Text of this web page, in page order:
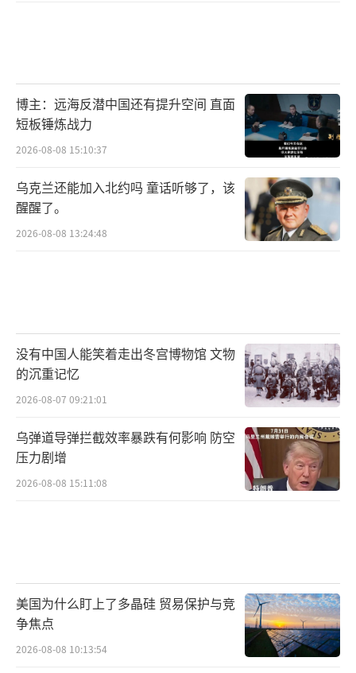
博主：远海反潜中国还有提升空间 直面
短板锤炼战力
2026-08-08 15:10:37
乌克兰还能加入北约吗 童话听够了，该
醒醒了。
2026-08-08 13:24:48
没有中国人能笑着走出冬宫博物馆 文物
的沉重记忆
2026-08-07 09:21:01
乌弹道导弹拦截效率暴跌有何影响 防空
压力剧增
2026-08-08 15:11:08
美国为什么盯上了多晶硅 贸易保护与竞
争焦点
2026-08-08 10:13:54